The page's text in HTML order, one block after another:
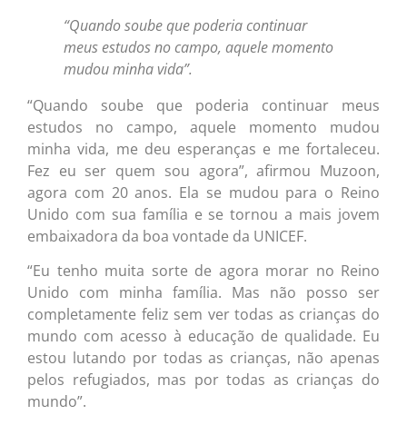
“Quando soube que poderia continuar
meus estudos no campo, aquele momento
mudou minha vida”.
“Quando soube que poderia continuar meus
estudos no campo, aquele momento mudou
minha vida, me deu esperanças e me fortaleceu.
Fez eu ser quem sou agora”, afirmou Muzoon,
agora com 20 anos. Ela se mudou para o Reino
Unido com sua família e se tornou a mais jovem
embaixadora da boa vontade da UNICEF.
“Eu tenho muita sorte de agora morar no Reino
Unido com minha família. Mas não posso ser
completamente feliz sem ver todas as crianças do
mundo com acesso à educação de qualidade. Eu
estou lutando por todas as crianças, não apenas
pelos refugiados, mas por todas as crianças do
mundo”.